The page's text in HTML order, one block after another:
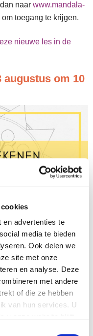
en advertenties te
media te bieden
Ook delen we
site met onze
en analyse. Deze
met andere
of die ze hebben
van hun services. U
naar www.mandala-
om toegang te krijgen.
nieuwe les in de
augustus om 10
tekent? Doe dan
13 augustus om 10
in de cursus
augustus